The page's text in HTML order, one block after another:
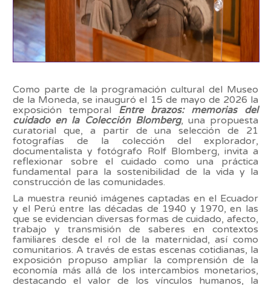
Como parte de la programación cultural del Museo
de la Moneda, se inauguró el 15 de mayo de 2026 la
exposición temporal Entre brazos: memorias del
cuidado en la Colección Blomberg, una propuesta
curatorial que, a partir de una selección de 21
fotografías de la colección del explorador,
documentalista y fotógrafo Rolf Blomberg, invita a
reflexionar sobre el cuidado como una práctica
fundamental para la sostenibilidad de la vida y la
construcción de las comunidades.
La muestra reunió imágenes captadas en el Ecuador
y el Perú entre las décadas de 1940 y 1970, en las
que se evidencian diversas formas de cuidado, afecto,
trabajo y transmisión de saberes en contextos
familiares desde el rol de la maternidad, así como
comunitarios. A través de estas escenas cotidianas, la
exposición propuso ampliar la comprensión de la
economía más allá de los intercambios monetarios,
destacando el valor de los vínculos humanos, la